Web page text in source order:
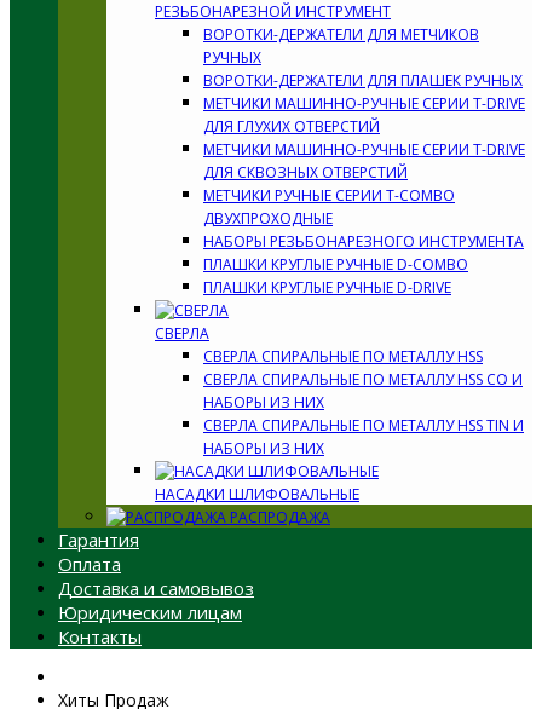
РЕЗЬБОНАРЕЗНОЙ ИНСТРУМЕНТ
ВОРОТКИ-ДЕРЖАТЕЛИ ДЛЯ МЕТЧИКОВ
РУЧНЫХ
ВОРОТКИ-ДЕРЖАТЕЛИ ДЛЯ ПЛАШЕК РУЧНЫХ
МЕТЧИКИ МАШИННО-РУЧНЫЕ СЕРИИ T-DRIVE
ДЛЯ ГЛУХИХ ОТВЕРСТИЙ
МЕТЧИКИ МАШИННО-РУЧНЫЕ СЕРИИ T-DRIVE
ДЛЯ СКВОЗНЫХ ОТВЕРСТИЙ
МЕТЧИКИ РУЧНЫЕ СЕРИИ T-COMBO
ДВУХПРОХОДНЫЕ
НАБОРЫ РЕЗЬБОНАРЕЗНОГО ИНСТРУМЕНТА
ПЛАШКИ КРУГЛЫЕ РУЧНЫЕ D-COMBO
ПЛАШКИ КРУГЛЫЕ РУЧНЫЕ D-DRIVE
СВЕРЛА
СВЕРЛА СПИРАЛЬНЫЕ ПО МЕТАЛЛУ HSS
СВЕРЛА СПИРАЛЬНЫЕ ПО МЕТАЛЛУ HSS CO И
НАБОРЫ ИЗ НИХ
СВЕРЛА СПИРАЛЬНЫЕ ПО МЕТАЛЛУ HSS TIN И
НАБОРЫ ИЗ НИХ
НАСАДКИ ШЛИФОВАЛЬНЫЕ
РАСПРОДАЖА
Гарантия
Оплата
Доставка и самовывоз
Юридическим лицам
Контакты
Хиты Продаж